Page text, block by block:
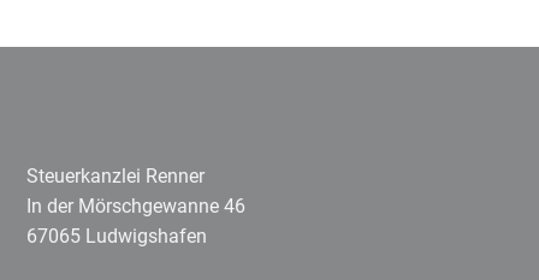
Steuerkanzlei Renner
In der Mörschgewanne 46
67065 Ludwigshafen